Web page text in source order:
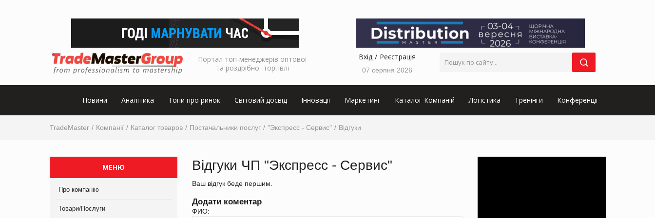
Портал топ-менеджерів оптової
та роздрібної торгівлі
Вхід Реєстрація
07 серпня 2026
Новини Аналітика Топи про ринок Світовий досвід Інновації Маркетинг Каталог Компаній Логістика Тренінги Конференції
TradeMaster Компанії Каталог товаров Постачальники послуг "Экспресс - Сервис" Відгуки
МЕНЮ
Про компанію
Товари/Послуги
Відгуки ЧП "Экспресс - Сервис"
Ваш відгук беде першим.
Додати коментар
ФИО: